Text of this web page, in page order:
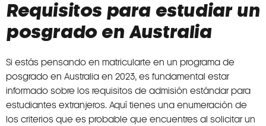
Requisitos para estudiar un
posgrado en Australia
Si estás pensando en matricularte en un programa de
posgrado en Australia en 2023, es fundamental estar
informado sobre los requisitos de admisión estándar para
estudiantes extranjeros. Aquí tienes una enumeración de
los criterios que es probable que encuentres al solicitar un